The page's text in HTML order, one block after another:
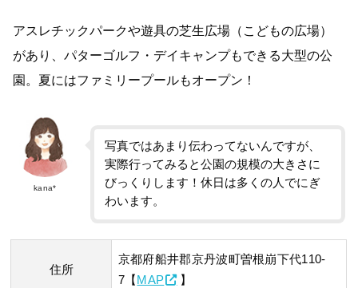
アスレチックパークや遊具の芝生広場（こどもの広場）
があり、パターゴルフ・デイキャンプもできる大型の公
園。夏にはファミリープールもオープン！
kana*
写真ではあまり伝わってないんですが、
実際行ってみると公園の規模の大きさに
びっくりします！休日は多くの人でにぎ
わいます。
住所
京都府船井郡京丹波町曽根崩下代110-
7【 MAP 】